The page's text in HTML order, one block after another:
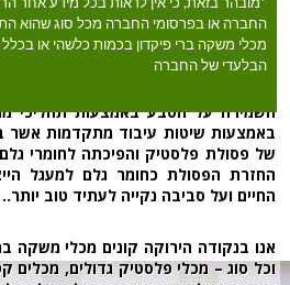
*מובהר בזאת, כי אין לראות בכל מידע אחר
החברה או בפרסומי החברה מכל סוג שהוא
מכלי משקה ברי פיקדון בכמות כלשהי או בכלל
הבלעדי של החברה
שנים. הנקודה הירוקה אוספים
זכוכית ופח.
הנקודה הירוקה הינה ארגון
השמירה על הטבע באמצעות תהליכי
באמצעות שיטות עיבוד מתקדמות אשר
של פסולת פלסטיק והפיכתה לחומרי
החזרת הפסולת כחומר גלם למעגל
החיים ועל סביבה נקייה לעתיד טוב יותר..
אנו בנקודה הירוקה קונים מכלי משקה
וכל סוג – מכלי פלסטיק גדולים, מכלים